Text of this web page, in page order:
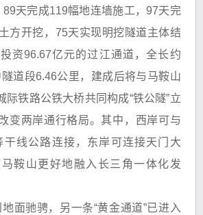
89天完成119幅地连墙施工，97天完
方开挖，75天实现明挖隧道主体结
资96.67亿元的过江通道，全长约
道段6.46公里，建成后将与马鞍山
际铁路公铁大桥共同构成“铁公隧”立
变两岸通行格局。其中，西岸可与
干线公路连接，东岸可连接天门大
鞍山更好地融入长三角一体化发
面驰骋，另一条“黄金通道”已进入